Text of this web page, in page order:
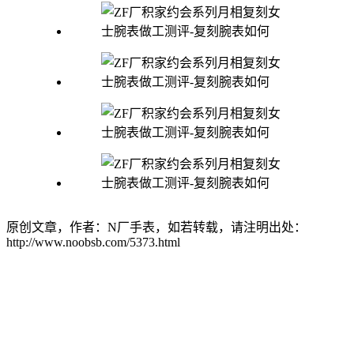
原创文章，作者：N厂手表，如若转载，请注明出处：
http://www.noobsb.com/5373.html